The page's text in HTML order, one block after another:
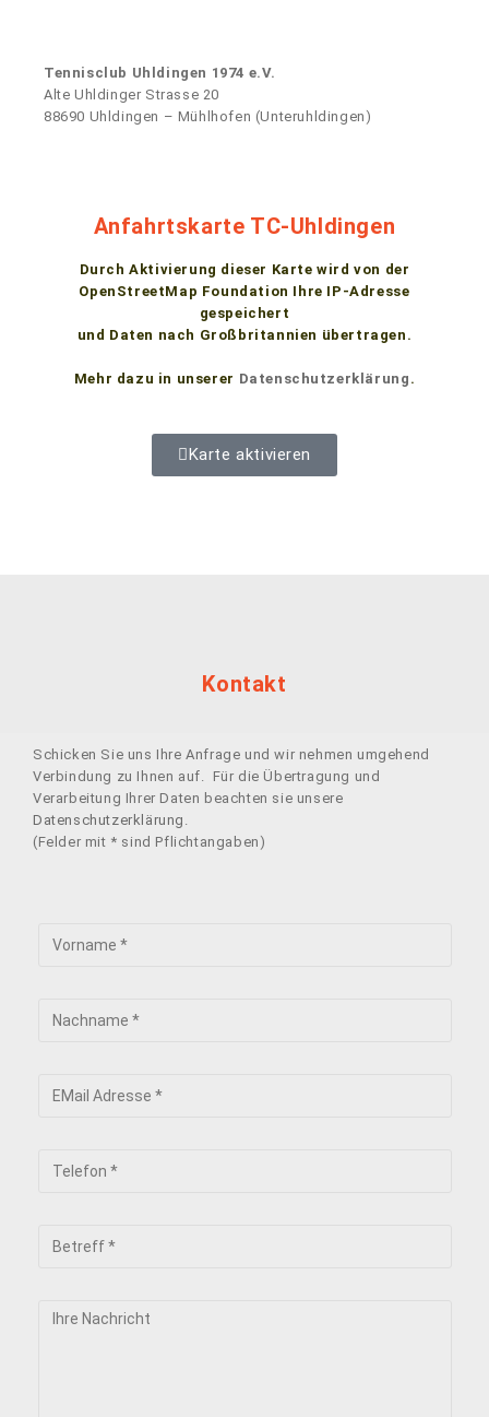
Tennisclub Uhldingen 1974 e.V.
Alte Uhldinger Strasse 20
88690 Uhldingen – Mühlhofen (Unteruhldingen)
Anfahrtskarte TC-Uhldingen
Durch Aktivierung dieser Karte wird von der
OpenStreetMap Foundation Ihre IP-Adresse
gespeichert
und Daten nach Großbritannien übertragen.
Mehr dazu in unserer Datenschutzerklärung .
Karte aktivieren
Kontakt
Schicken Sie uns Ihre Anfrage und wir nehmen umgehend
Verbindung zu Ihnen auf. Für die Übertragung und
Verarbeitung Ihrer Daten beachten sie unsere
Datenschutzerklärung
(Felder mit * sind Pflichtangaben)